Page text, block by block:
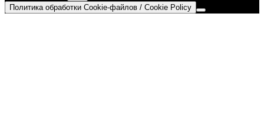
Политика обработки Cookie-файлов / Cookie Policy